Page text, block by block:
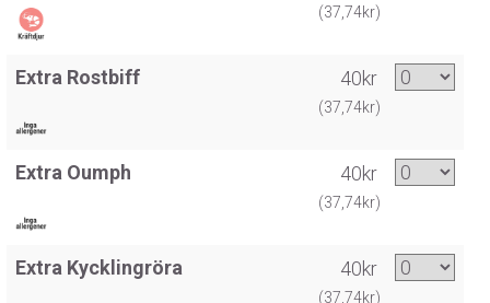
(37,74kr)
Extra Rostbiff 40kr
(37,74kr)
Extra Oumph 40kr
(37,74kr)
Extra Kycklingröra 40kr
(37,74kr)